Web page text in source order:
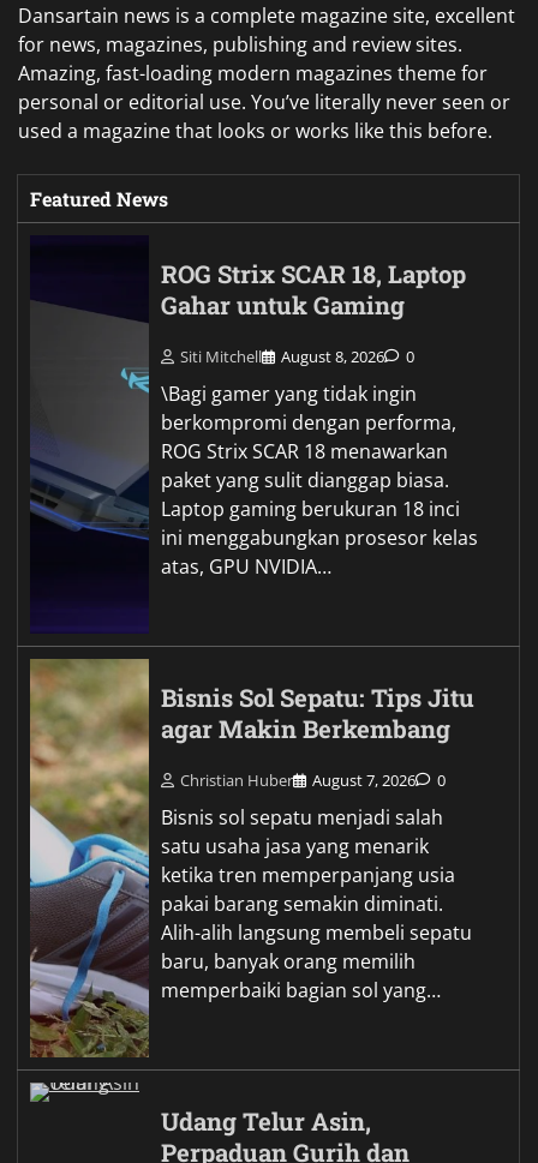
Dansartain news is a complete magazine site, excellent
for news, magazines, publishing and review sites.
Amazing, fast-loading modern magazines theme for
personal or editorial use. You’ve literally never seen or
used a magazine that looks or works like this before.
Featured News
ROG Strix SCAR 18, Laptop
Gahar untuk Gaming
Siti Mitchell August 8, 2026 0
\Bagi gamer yang tidak ingin
berkompromi dengan performa,
ROG Strix SCAR 18 menawarkan
paket yang sulit dianggap biasa.
Laptop gaming berukuran 18 inci
ini menggabungkan prosesor kelas
atas, GPU NVIDIA…
Bisnis Sol Sepatu: Tips Jitu
agar Makin Berkembang
Christian Huber August 7, 2026 0
Bisnis sol sepatu menjadi salah
satu usaha jasa yang menarik
ketika tren memperpanjang usia
pakai barang semakin diminati.
Alih-alih langsung membeli sepatu
baru, banyak orang memilih
memperbaiki bagian sol yang…
Udang Telur Asin,
Perpaduan Gurih dan